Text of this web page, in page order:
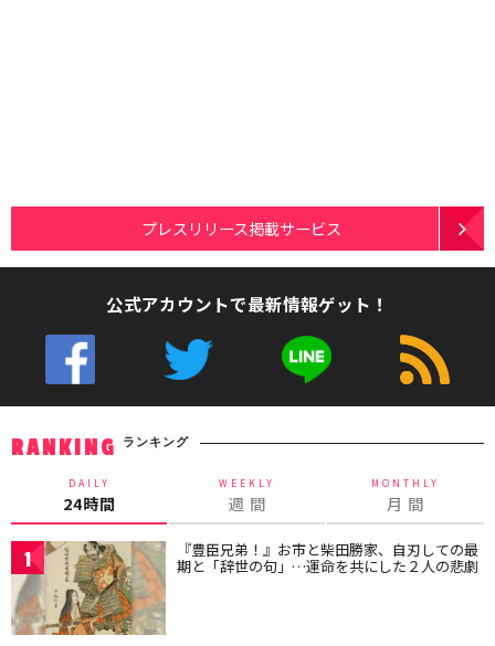
プレスリリース掲載サービス
公式アカウントで最新情報ゲット！
RANKING ランキング
DAILY
24時間
WEEKLY
週 間
MONTHLY
月 間
1 『豊臣兄弟！』お市と柴田勝家、自刃しての最
期と「辞世の句」…運命を共にした２人の悲劇